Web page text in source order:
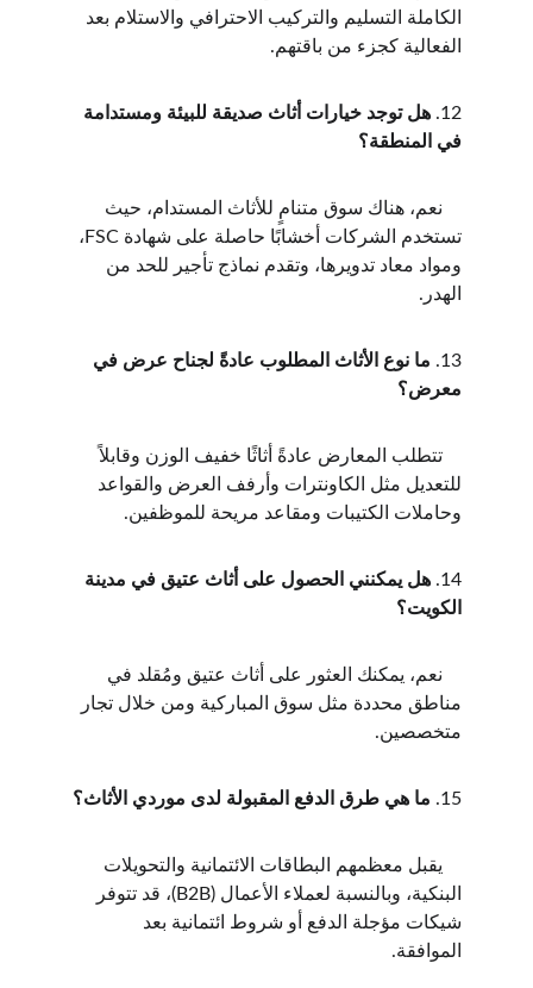
الكاملة التسليم والتركيب الاحترافي والاستلام بعد
الفعالية كجزء من باقتهم.
12. هل توجد خيارات أثاث صديقة للبيئة ومستدامة
في المنطقة؟
    نعم، هناك سوق متنامٍ للأثاث المستدام، حيث
تستخدم الشركات أخشابًا حاصلة على شهادة FSC،
ومواد معاد تدويرها، وتقدم نماذج تأجير للحد من
الهدر.
13.
ما نوع الأثاث المطلوب عادةً لجناح عرض في
معرض؟
    تتطلب المعارض عادةً أثاثًا خفيف الوزن وقابلاً
للتعديل مثل الكاونترات وأرفف العرض والقواعد
وحاملات الكتيبات ومقاعد مريحة للموظفين.
14. هل يمكنني الحصول على أثاث عتيق في مدينة
الكويت؟
    نعم، يمكنك العثور على أثاث عتيق ومُقلد في
مناطق محددة مثل سوق المباركية ومن خلال تجار
متخصصين.
15. ما هي طرق الدفع المقبولة لدى موردي الأثاث؟
    يقبل معظمهم البطاقات الائتمانية والتحويلات
البنكية، وبالنسبة لعملاء الأعمال (B2B)، قد تتوفر
شيكات مؤجلة الدفع أو شروط ائتمانية بعد
الموافقة.